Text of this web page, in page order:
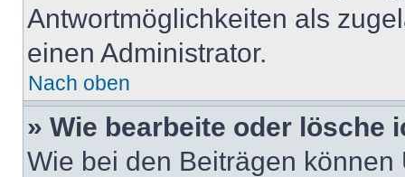
Antwortmöglichkeiten als
einen Administrator.
Nach oben
» Wie bearbeite oder lösche
Wie bei den Beiträgen